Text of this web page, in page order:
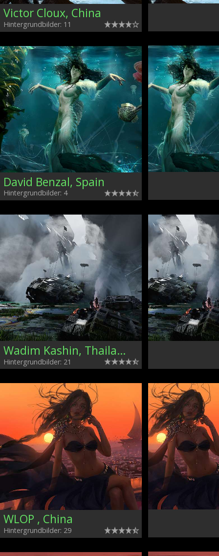
Victor Cloux, China
Hintergrundbilder: 11
David Benzal, Spain
Hintergrundbilder: 4
Wadim Kashin, Thailand
Hintergrundbilder: 21
WLOP , China
Hintergrundbilder: 29